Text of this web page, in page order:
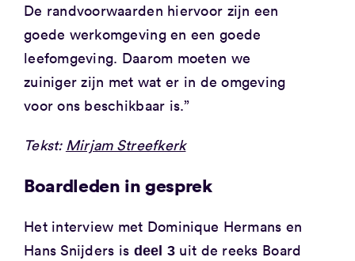
De randvoorwaarden hiervoor zijn een
goede werkomgeving en een goede
leefomgeving. Daarom moeten we
zuiniger zijn met wat er in de omgeving
voor ons beschikbaar is.”
Tekst: Mirjam Streefkerk
Boardleden in gesprek
Het interview met Dominique Hermans en
Hans Snijders is deel 3 uit de reeks Board